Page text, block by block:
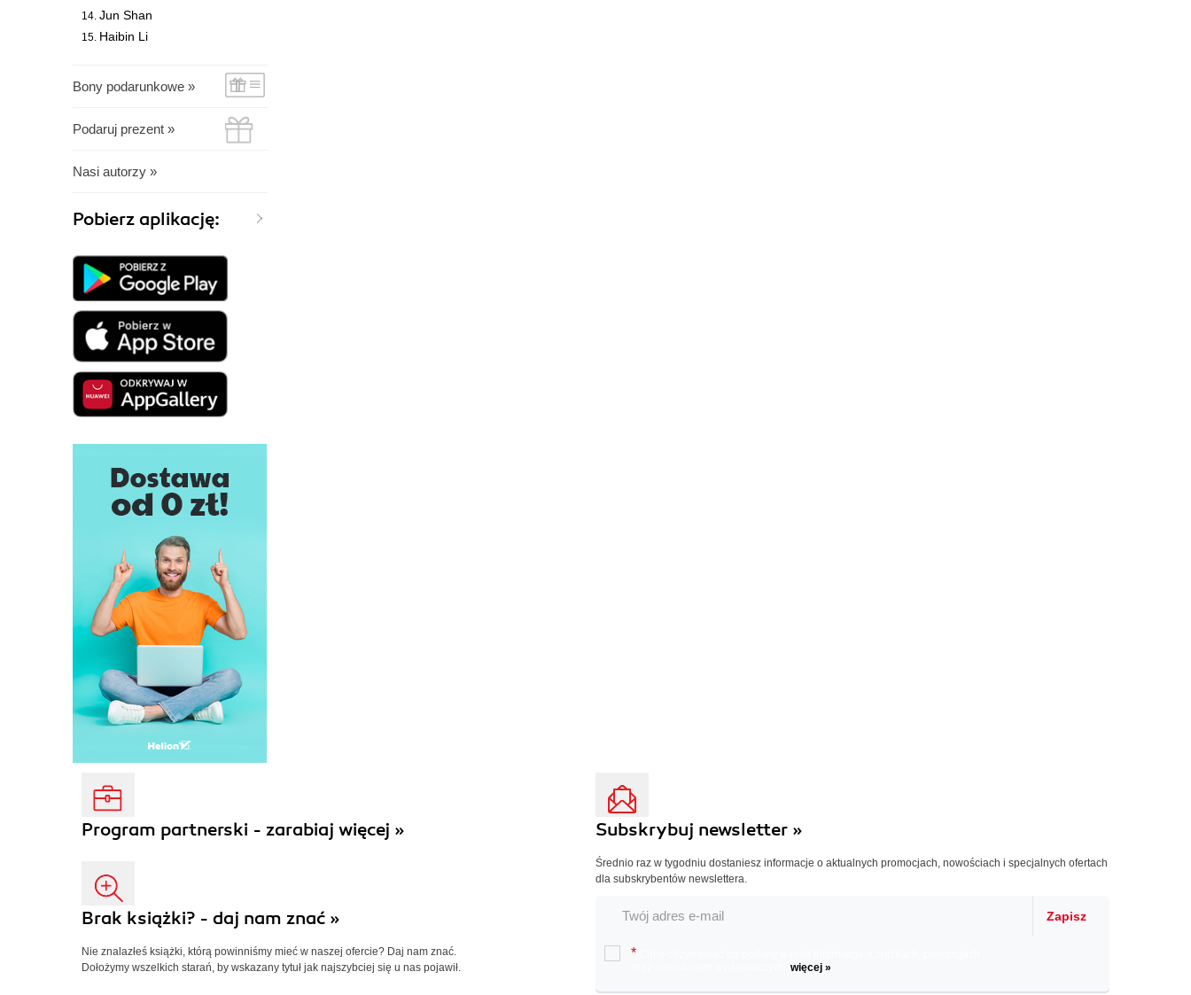
Jun Shan
Haibin Li
Bony podarunkowe »
Podaruj prezent »
Nasi autorzy »
Pobierz aplikację:
Program partnerski - zarabiaj więcej »
Brak książki? - daj nam znać »
Nie znalazłeś książki, którą powinniśmy mieć w naszej ofercie? Daj nam znać.
Dołożymy wszelkich starań, by wskazany tytuł jak najszybciej się u nas pojawił.
Subskrybuj newsletter »
Średnio raz w tygodniu dostaniesz informacje o aktualnych promocjach, nowościach i specjalnych ofertach
dla subskrybentów newslettera.
Zapisz
*
więcej »